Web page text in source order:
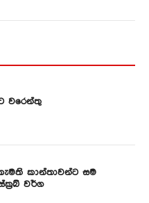
වරෙන්තු
කාන්තාවන්ට සම
වර්ග